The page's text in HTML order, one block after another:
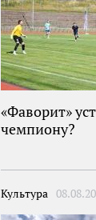
«Фаворит»
чемпиону?
Культура